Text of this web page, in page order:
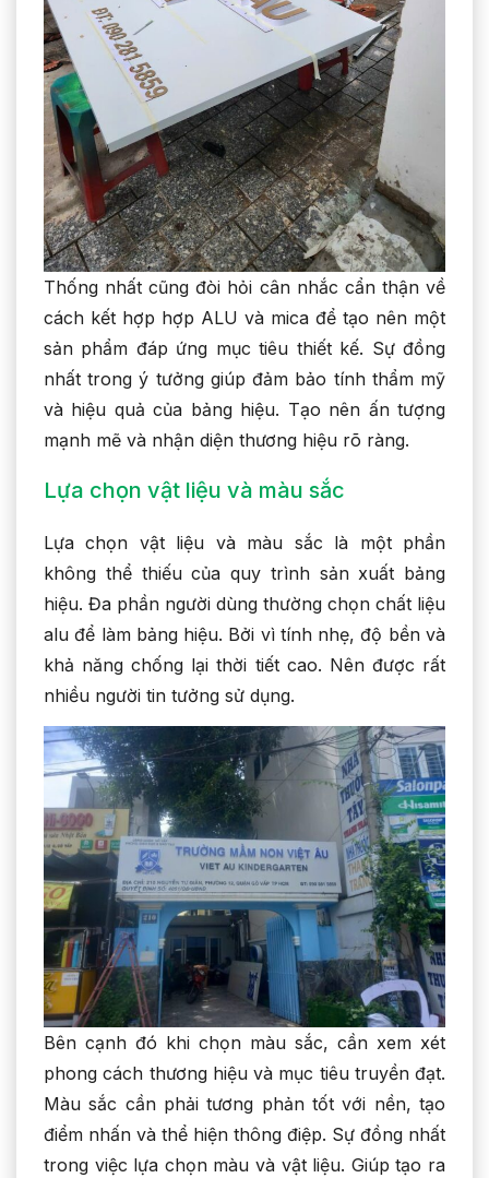
Thống nhất cũng đòi hỏi cân nhắc cẩn thận về
cách kết hợp hợp ALU và mica để tạo nên một
sản phẩm đáp ứng mục tiêu thiết kế. Sự đồng
nhất trong ý tưởng giúp đảm bảo tính thẩm mỹ
và hiệu quả của bảng hiệu. Tạo nên ấn tượng
mạnh mẽ và nhận diện thương hiệu rõ ràng.
Lựa chọn vật liệu và màu sắc
Lựa chọn vật liệu và màu sắc là một phần
không thể thiếu của quy trình sản xuất bảng
hiệu. Đa phần người dùng thường chọn chất liệu
alu để làm bảng hiệu. Bởi vì tính nhẹ, độ bền và
khả năng chống lại thời tiết cao. Nên được rất
nhiều người tin tưởng sử dụng.
Bên cạnh đó khi chọn màu sắc, cần xem xét
phong cách thương hiệu và mục tiêu truyền đạt.
Màu sắc cần phải tương phản tốt với nền, tạo
điểm nhấn và thể hiện thông điệp. Sự đồng nhất
trong việc lựa chọn màu và vật liệu. Giúp tạo ra